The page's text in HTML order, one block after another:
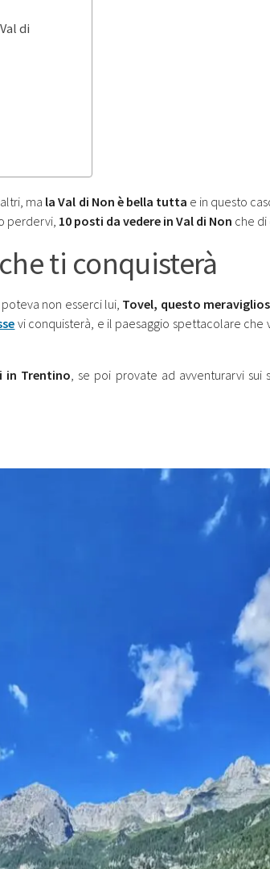
di
ma la Val di Non è bella tutta e in questo
perdervi, 10 posti da vedere in Val di Non che
ti conquisterà
non esserci lui, Tovel, questo
vi conquisterà, e il paesaggio spettacolare che
in Trentino, se poi provate ad avventurarvi